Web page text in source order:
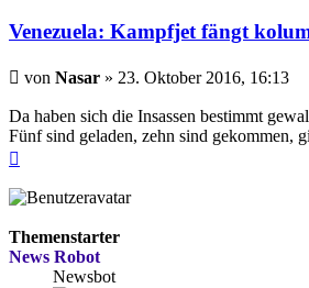
Venezuela: Kampfjet fängt
Beitrag
von Nasar » 23. Oktober 2016, 16:13
Da haben sich die Insassen bestimmt
Fünf sind geladen, zehn sind gekommen,
Themenstarter
News Robot
Newsbot